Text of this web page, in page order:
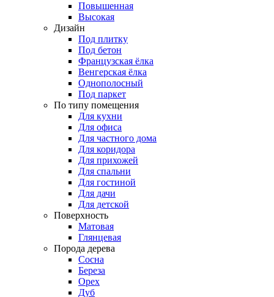
Повышенная
Высокая
Дизайн
Под плитку
Под бетон
Французская ёлка
Венгерская ёлка
Однополосный
Под паркет
По типу помещения
Для кухни
Для офиса
Для частного дома
Для коридора
Для прихожей
Для спальни
Для гостиной
Для дачи
Для детской
Поверхность
Матовая
Глянцевая
Порода дерева
Сосна
Береза
Орех
Дуб